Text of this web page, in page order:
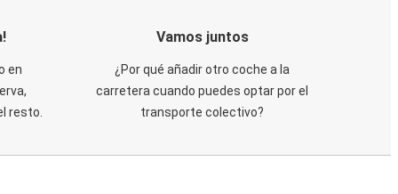
en
resto.
Vamos juntos
¿Por qué añadir otro coche a la
carretera cuando puedes optar por el
transporte colectivo?